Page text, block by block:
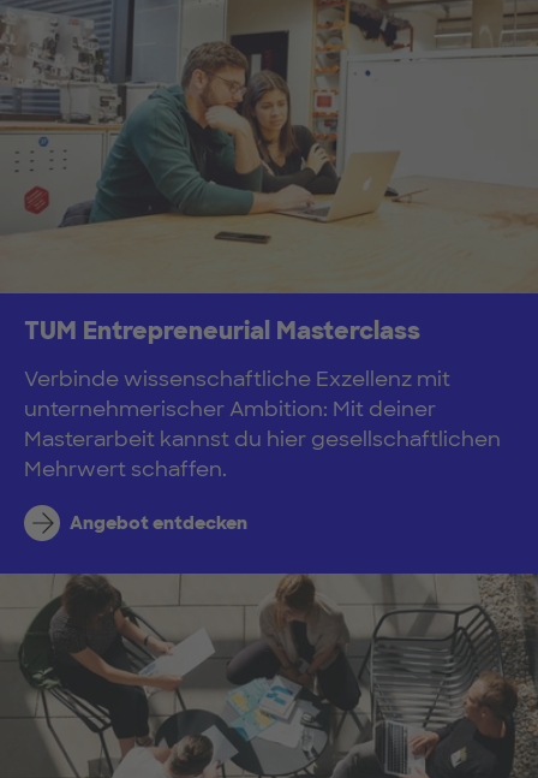
TUM Entrepreneurial Masterclass
Verbinde wissenschaftliche Exzellenz mit
unternehmerischer Ambition: Mit deiner
Masterarbeit kannst du hier gesellschaftlichen
Mehrwert schaffen.
Angebot entdecken